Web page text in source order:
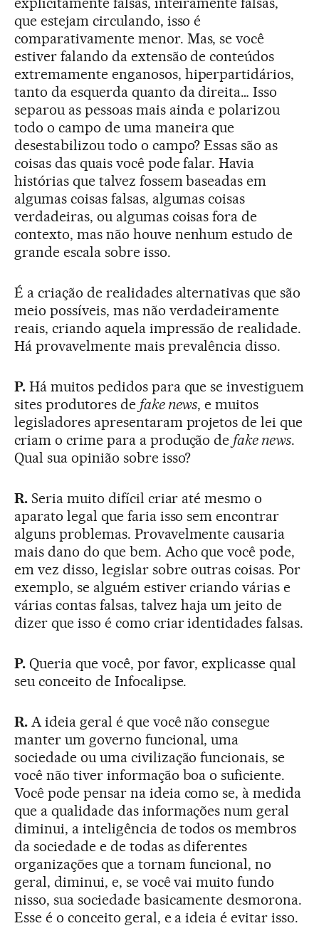
que estejam circulando, isso é
comparativamente menor. Mas, se você
estiver falando da extensão de conteúdos
extremamente enganosos, hiperpartidários,
tanto da esquerda quanto da direita… Isso
separou as pessoas mais ainda e polarizou
todo o campo de uma maneira que
desestabilizou todo o campo? Essas são as
coisas das quais você pode falar. Havia
histórias que talvez fossem baseadas em
algumas coisas falsas, algumas coisas
verdadeiras, ou algumas coisas fora de
contexto, mas não houve nenhum estudo de
grande escala sobre isso.
É a criação de realidades alternativas que são
meio possíveis, mas não verdadeiramente
reais, criando aquela impressão de realidade.
Há provavelmente mais prevalência disso.
P.Há muitos pedidos para que se investiguem
sites produtores de fake news, e muitos
legisladores apresentaram projetos de lei que
criam o crime para a produção de fake news.
Qual sua opinião sobre isso?
R.Seria muito difícil criar até mesmo o
aparato legal que faria isso sem encontrar
alguns problemas. Provavelmente causaria
mais dano do que bem. Acho que você pode,
em vez disso, legislar sobre outras coisas. Por
exemplo, se alguém estiver criando várias e
várias contas falsas, talvez haja um jeito de
dizer que isso é como criar identidades falsas.
P.Queria que você, por favor, explicasse qual
seu conceito de Infocalipse.
R.A ideia geral é que você não consegue
manter um governo funcional, uma
sociedade ou uma civilização funcionais, se
você não tiver informação boa o suficiente.
Você pode pensar na ideia como se, à medida
que a qualidade das informações num geral
diminui, a inteligência de todos os membros
da sociedade e de todas as diferentes
organizações que a tornam funcional, no
geral, diminui, e, se você vai muito fundo
nisso, sua sociedade basicamente desmorona.
Esse é o conceito geral, e a ideia é evitar isso.